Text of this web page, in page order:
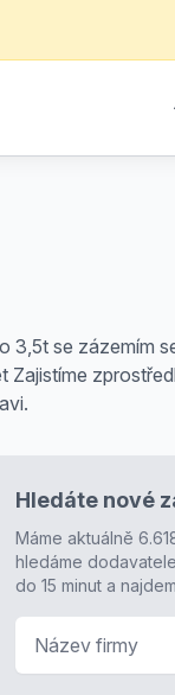
3,5t se zázemím
Hledáte nové
Máme aktuálně
hledáme
do 15 minut a